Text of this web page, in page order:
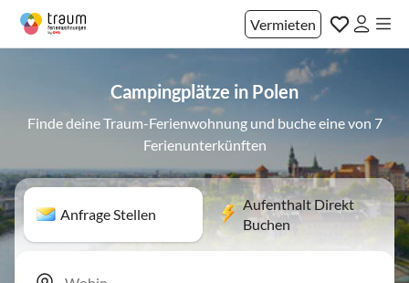
Vermieten
Campingplätze in Polen
Finde deine Traum-Ferienwohnung und buche eine von 7
Ferienunterkünften
Anfrage Stellen
Aufenthalt Direkt
Buchen